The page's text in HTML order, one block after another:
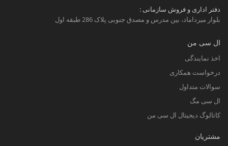
دفتر اداری و فروش سازمانی :
بلوار میرداماد، بین مدرس و مصدق جنوبی پلاک 286 طبقه اول
ال سی من
اخذ نمایندگی
درخواست همکاری
سوالات متداول
ال سی مگ
کاتالوگ دیجیتال ال سی من
مشتریان